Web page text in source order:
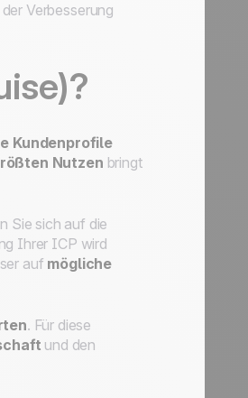
Verbesserung
Kundenprofile
Nutzen bringt
Sie sich auf die
Ihrer ICP wird
auf mögliche
. Für diese
und den